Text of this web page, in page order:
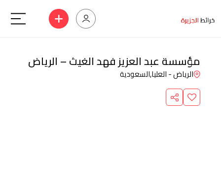
مؤسسة عبد العزيز فهد الغيث – الرياض
الرياض - العليا,السعودية